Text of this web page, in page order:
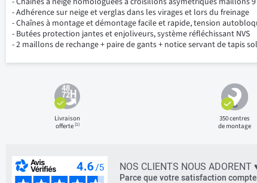
- Adhérence sur neige et verglas dans les virages et lors du freinage
- Chaînes à montage et démontage facile et rapide, tension
- Butées protection jantes et enjoliveurs, système réfléchissant NVS
- 2 maillons de rechange + paire de gants + notice servant de tapis sol
Livraison
offerte(1)
350 centres
de montage
NOS CLIENTS NOUS ADORENT
Parce que votre satisfaction